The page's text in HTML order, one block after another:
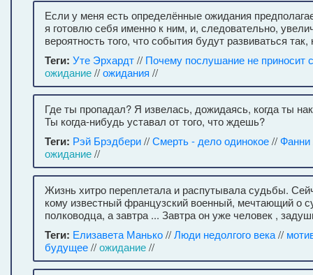
Если у меня есть определённые ожидания
я готовлю себя именно к ним, и, следовательно,
вероятность того, что события будут развиваться
Теги: Уте Эрхардт// Почему послушание не приносит
ожидание//ожидания //
Где ты пропадал? Я извелась, дожидаясь, когда ты
Ты когда-нибудь уставал от того, что ждешь?
Теги: Рэй Брэдбери//Смерть - дело одинокое//Фанни
ожидание//
Жизнь хитро переплетала и распутывала судьбы.
кому известный французский военный, мечтающий о
полководца, а завтра ... Завтра он уже человек ,
Теги: Елизавета Манько//Люди недолгого века//
будущее//ожидание//